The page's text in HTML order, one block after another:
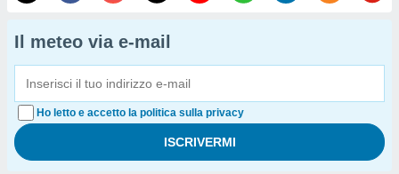
Il meteo via e-mail
Ho letto e accetto la politica sulla privacy